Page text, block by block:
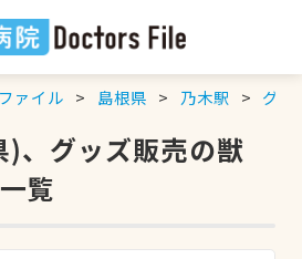
ァイル 島根県 乃木駅 グッ
、グッズ販売の獣
覧